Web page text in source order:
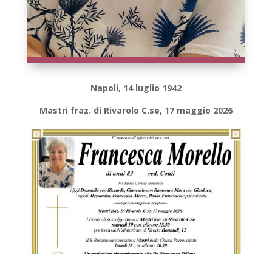
Napoli, 14 luglio 1942
Mastri fraz. di Rivarolo C.se, 17 maggio 2026